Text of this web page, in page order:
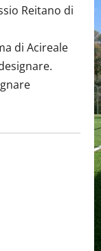
Reitano di
di Acireale